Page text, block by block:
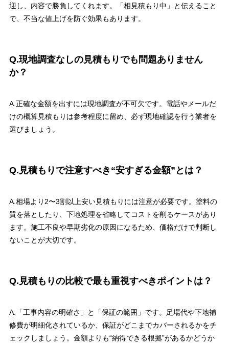
迎し、内容で勝負してくれます。「相見積もり中」と伝えること
で、不当な値上げを防ぐ効果もあります。
Q.現地調査なしの見積もりでも問題ありません
か？
A.正確な金額を出すには現地調査が不可欠です。電話やメールだ
けの概算見積もりは参考程度に留め、必ず現地確認を行う業者を
選びましょう。
Q.見積もりで注意すべき“安すぎる金額”とは？
A.相場より2〜3割以上安い見積もりには注意が必要です。塗料の
質を落としたり、下地処理を省略してコストを削るケースがあり
ます。施工不良や早期劣化の原因になるため、価格だけで判断し
ないことが大切です。
Q.見積もりの比較で最も重視すべきポイントは？
A.「工事内容の明確さ」と「保証の範囲」です。足場代や下地補
修費が明細化されているか、保証がどこまでカバーされるかをチ
ェックしましょう。金額よりも“納得できる根拠”があるかどうか